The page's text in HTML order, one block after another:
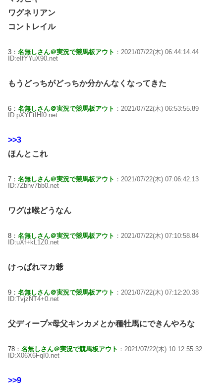
ワグネリアン
コントレイル
3： 名無しさん＠実況で競馬板アウト ：2021/07/22(木) 06:44:14.44
ID:eIfYYuX90.net
もうどっちがどっちか分かんなくなってきた
6： 名無しさん＠実況で競馬板アウト ：2021/07/22(木) 06:53:55.89
ID:pXYFtIHf0.net
>>3
ほんとこれ
7： 名無しさん＠実況で競馬板アウト ：2021/07/22(木) 07:06:42.13
ID:7Zbhv7bb0.net
ワグは喉どうなん
8： 名無しさん＠実況で競馬板アウト ：2021/07/22(木) 07:10:58.84
ID:uXf+kL1Z0.net
けっぱれマカ爺
9： 名無しさん＠実況で競馬板アウト ：2021/07/22(木) 07:12:20.38
ID:TvjzNT4+0.net
父ディープ×母父キンカメとか種牡馬にできんやろな
78： 名無しさん＠実況で競馬板アウト ：2021/07/22(木) 10:12:55.32
ID:X06X6FqI0.net
>>9